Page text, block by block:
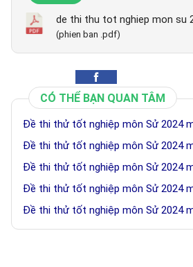
de thi thu tot nghiep mon su
(phien ban .pdf)
CÓ THỂ BẠN QUAN TÂM
Đề thi thử tốt nghiệp môn Sử 2024
Đề thi thử tốt nghiệp môn Sử 2024
Đề thi thử tốt nghiệp môn Sử 2024
Đề thi thử tốt nghiệp môn Sử 2024
Đề thi thử tốt nghiệp môn Sử 2024